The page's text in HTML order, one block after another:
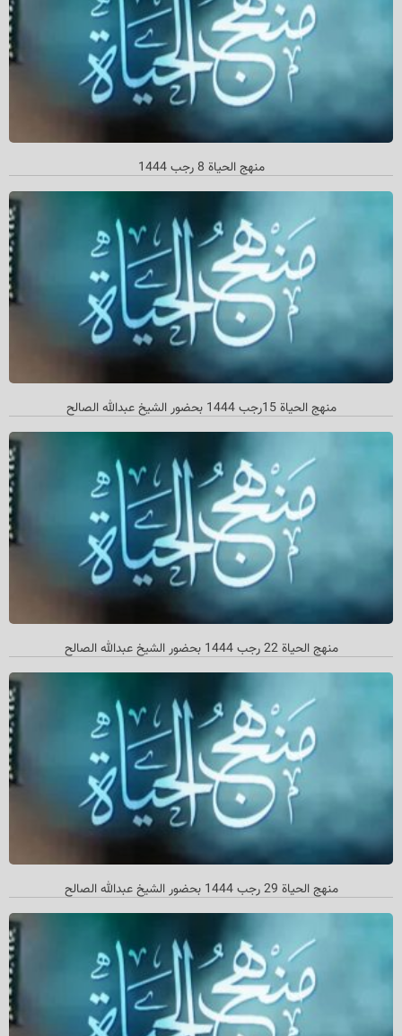
منهج الحیاة 8 رجب 1444
منهج الحياة 15رجب 1444 بحضور الشيخ عبدالله الصالح
منهج الحياة 22 رجب 1444 بحضور الشيخ عبدالله الصالح
منهج الحیاة 29 رجب 1444 بحضور الشیخ عبدالله الصالح